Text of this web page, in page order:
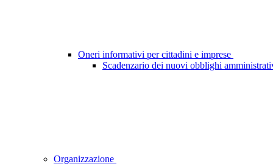
Oneri informativi per cittadini e imprese
Scadenzario dei nuovi obblighi
Organizzazione